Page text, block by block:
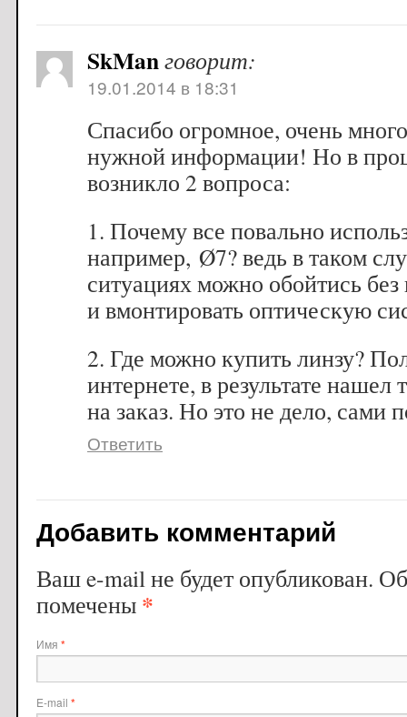
SkManговорит:
19.01.2014 в 18:31
Спасибо огромное, очень
нужной информации! Но в
возникло 2 вопроса:
1. Почему все повально
например, Ø7? ведь в таком
ситуациях можно обойтись без
и вмонтировать оптическую
2. Где можно купить линзу?
интернете, в результате нашел
на заказ. Но это не дело, сами
Ответить
Добавить комментарий
Ваш e-mail не будет опубликован.
помечены *
Имя *
E-mail *